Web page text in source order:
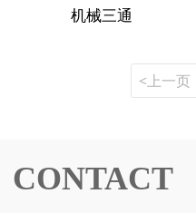
机械三通
<上一页
CONTACT